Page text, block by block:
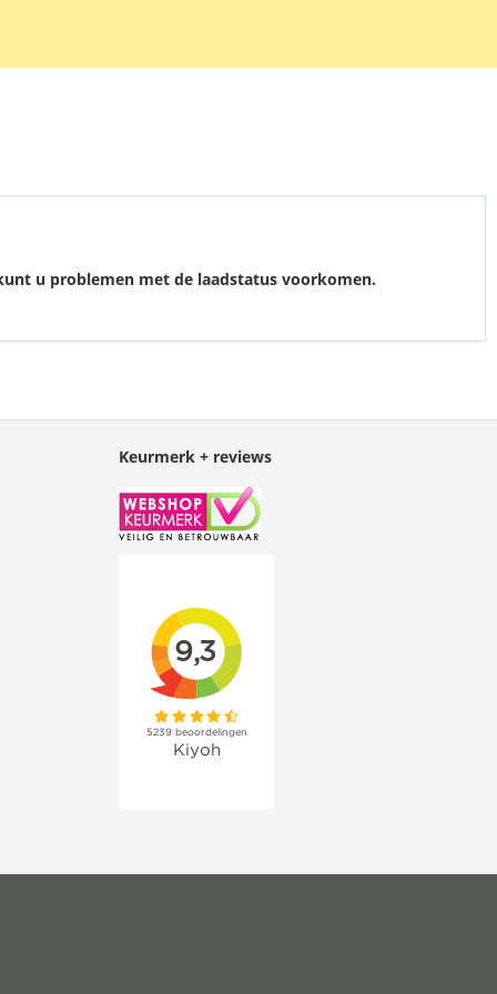
u problemen met de laadstatus voorkomen.
Keurmerk + reviews